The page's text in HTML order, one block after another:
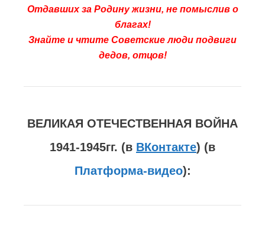
Отдавших за Родину жизни, не помыслив о
благах!
Знайте и чтите Советские люди подвиги
дедов, отцов!
ВЕЛИКАЯ ОТЕЧЕСТВЕННАЯ ВОЙНА
1941-1945гг. (в ВКонтакте) (в
Платформа-видео):